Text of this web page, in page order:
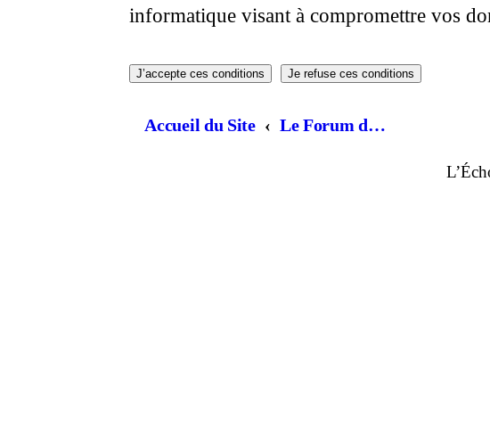
informatique visant à compromettre vos
Accueil du Site Le Forum de la chorale, Parlons chansons! (lorsque vous demandez à être inscrit il faut attendre... quelques heures, qu'un admin valide votre inscription)